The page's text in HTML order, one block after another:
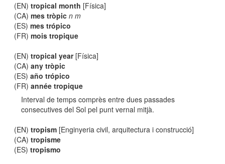
(EN)tropical month [Física]
(CA)mes tròpic n m
(ES)mes trópico
(FR)mois tropique
(EN)tropical year[Física]
(CA)any tròpic
(ES)año trópico
(FR)année tropique
Interval de temps comprès entre dues passades
consecutives del Sol pel punt vernal mitjà.
(EN)tropism [Enginyeria civil, arquitectura i construcció]
(CA)tropisme
(ES)tropismo